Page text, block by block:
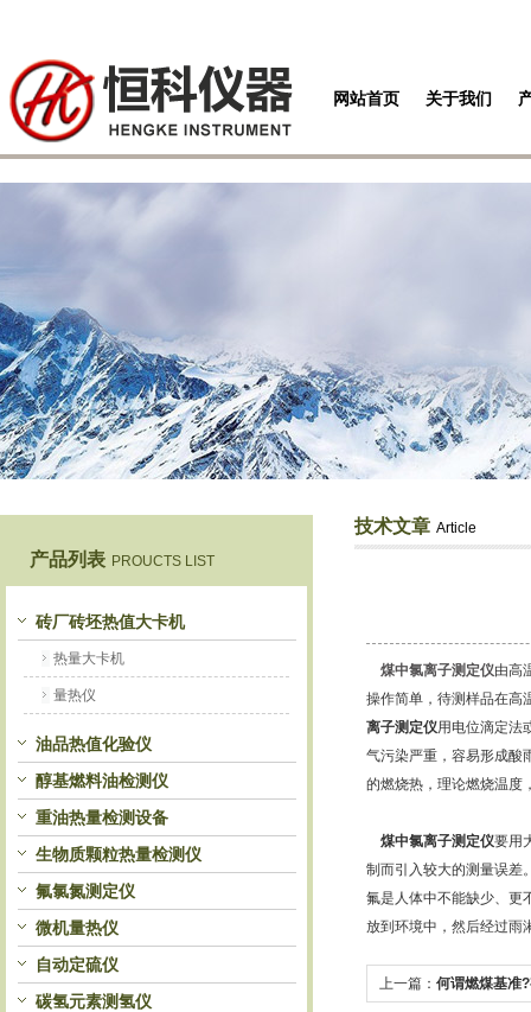
网站首页 关于我们
产品列表 PROUCTS LIST
砖厂砖坯热值大卡机
热量大卡机
量热仪
油品热值化验仪
醇基燃料油检测仪
重油热量检测设备
生物质颗粒热量检测仪
氟氯氮测定仪
微机量热仪
自动定硫仪
碳氢元素测氢仪
技术文章 Article
煤中氯离子测定仪由高
操作简单，待测样品在高
离子测定仪用电位滴定法
气污染严重，容易形成酸
的燃烧热，理论燃烧温度
煤中氯离子测定仪要用
制而引入较大的测量误差
氟是人体中不能缺少、更
放到环境中，然后经过雨
上一篇： 何谓燃煤基准